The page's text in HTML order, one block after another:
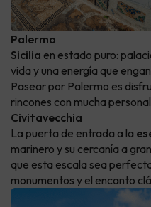
Palermo
Sicilia en estado puro:
vida y una energía que
Pasear por Palermo es
rincones con mucha
Civitavecchia
La puerta de entrada a la
marinero y su cercanía a
que esta escala sea
monumentos y el encanto